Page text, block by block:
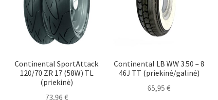
Continental SportAttack
120/70 ZR 17 (58W) TL
(priekinė)
73,96 €
Continental LB WW 3.50 – 8
46J TT (priekinė/galinė)
65,95€